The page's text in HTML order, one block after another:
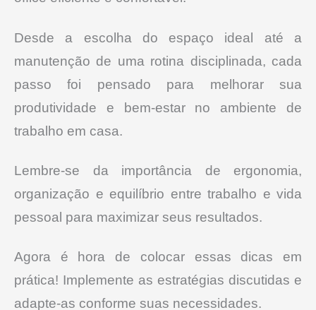
Desde a escolha do espaço ideal até a
manutenção de uma rotina disciplinada, cada
passo foi pensado para melhorar sua
produtividade e bem-estar no ambiente de
trabalho em casa.
Lembre-se da importância de ergonomia,
organização e equilíbrio entre trabalho e vida
pessoal para maximizar seus resultados.
Agora é hora de colocar essas dicas em
prática! Implemente as estratégias discutidas e
adapte-as conforme suas necessidades.